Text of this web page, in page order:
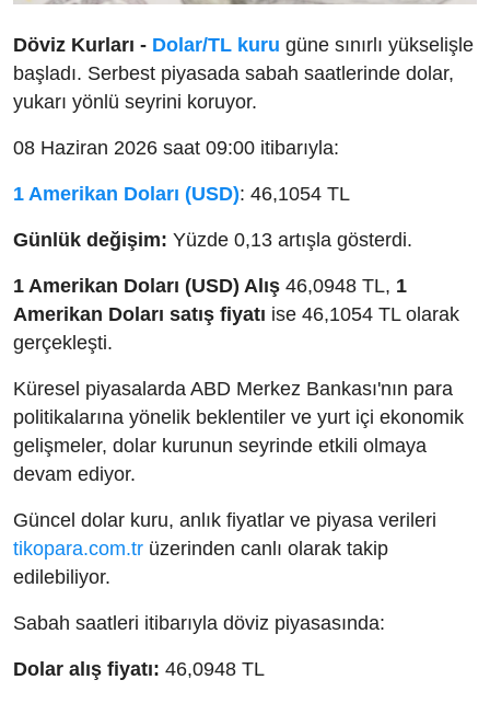
Döviz Kurları - Dolar/TL kuru güne sınırlı yükselişle
başladı. Serbest piyasada sabah saatlerinde dolar,
yukarı yönlü seyrini koruyor.
08 Haziran 2026 saat 09:00 itibarıyla:
1 Amerikan Doları (USD): 46,1054 TL
Günlük değişim: Yüzde 0,13 artışla gösterdi.
1 Amerikan Doları (USD) Alış 46,0948 TL, 1
Amerikan Doları satış fiyatı ise 46,1054 TL olarak
gerçekleşti.
Küresel piyasalarda ABD Merkez Bankası'nın para
politikalarına yönelik beklentiler ve yurt içi ekonomik
gelişmeler, dolar kurunun seyrinde etkili olmaya
devam ediyor.
Güncel dolar kuru, anlık fiyatlar ve piyasa verileri
tikopara.com.tr üzerinden canlı olarak takip
edilebiliyor.
Sabah saatleri itibarıyla döviz piyasasında:
Dolar alış fiyatı: 46,0948 TL